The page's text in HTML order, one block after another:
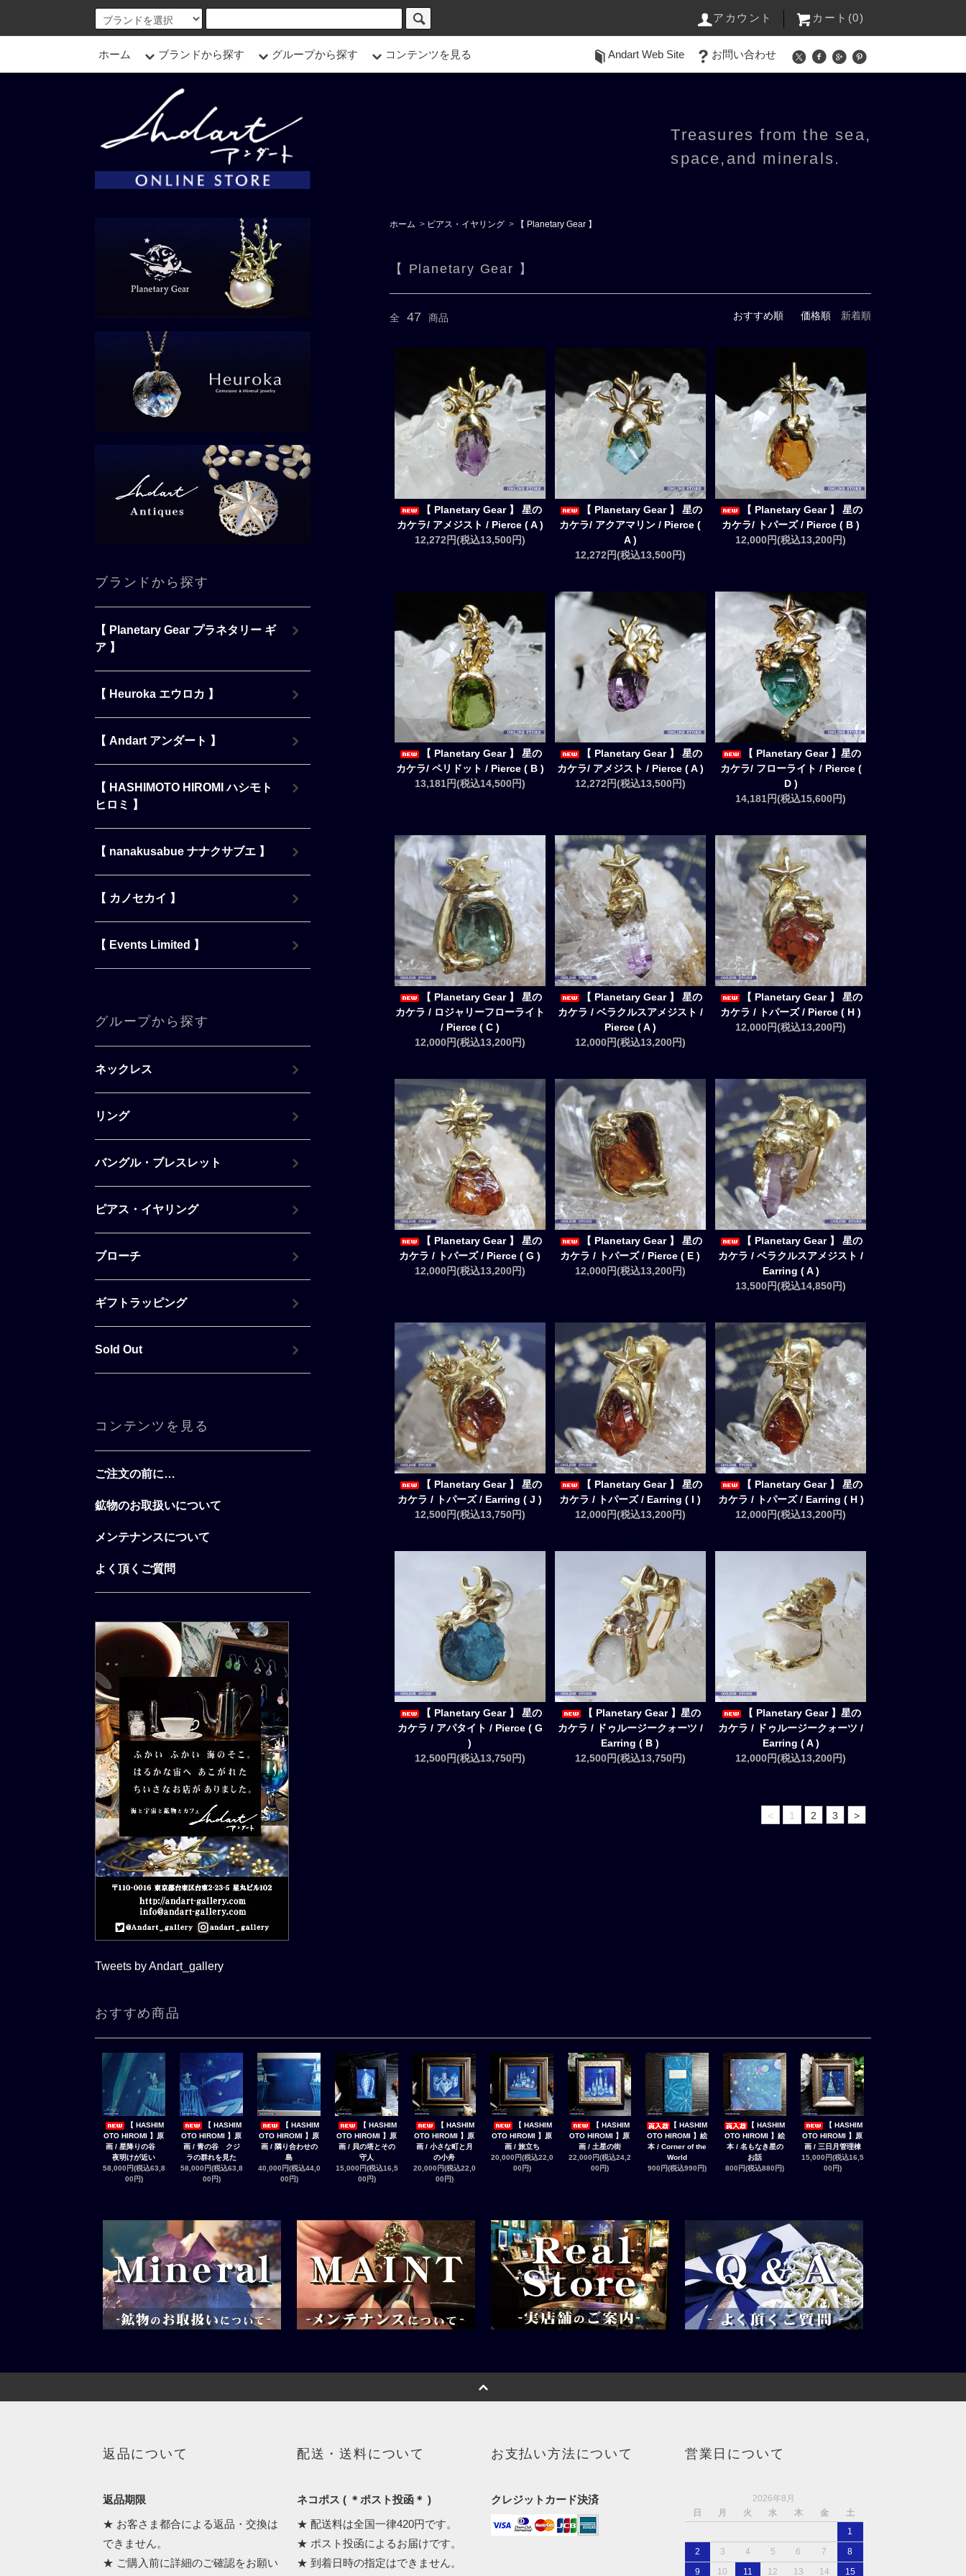
アカウント カート(0)
ホーム ブランドから探す グループから探す コンテンツを見る Andart Web Site お問い合わせ
Treasures from the sea,
space,and minerals.
ホーム > ピアス・イヤリング > 【 Planetary Gear 】
【 Planetary Gear 】
全 47 商品 おすすめ順 価格順 新着順
【 Planetary Gear 】 星の
カケラ/ アメジスト / Pierce ( A )
12,272円(税込13,500円)
【 Planetary Gear 】 星の
カケラ/ アクアマリン / Pierce (
A )
12,272円(税込13,500円)
【 Planetary Gear 】 星の
カケラ/ トパーズ / Pierce ( B )
12,000円(税込13,200円)
【 Planetary Gear 】 星の
カケラ/ ペリドット / Pierce ( B )
13,181円(税込14,500円)
【 Planetary Gear 】 星の
カケラ/ アメジスト / Pierce ( A )
12,272円(税込13,500円)
【 Planetary Gear 】星の
カケラ/ フローライト / Pierce (
D )
14,181円(税込15,600円)
【 Planetary Gear 】 星の
カケラ / ロジャリーフローライト
/ Pierce ( C )
12,000円(税込13,200円)
【 Planetary Gear 】 星の
カケラ / ベラクルスアメジスト /
Pierce ( A )
12,000円(税込13,200円)
【 Planetary Gear 】 星の
カケラ / トパーズ / Pierce ( H )
12,000円(税込13,200円)
【 Planetary Gear 】 星の
カケラ / トパーズ / Pierce ( G )
12,000円(税込13,200円)
【 Planetary Gear 】 星の
カケラ / トパーズ / Pierce ( E )
12,000円(税込13,200円)
【 Planetary Gear 】 星の
カケラ / ベラクルスアメジスト /
Earring ( A )
13,500円(税込14,850円)
【 Planetary Gear 】 星の
カケラ / トパーズ / Earring ( J )
12,500円(税込13,750円)
【 Planetary Gear 】 星の
カケラ / トパーズ / Earring ( I )
12,000円(税込13,200円)
【 Planetary Gear 】 星の
カケラ / トパーズ / Earring ( H )
12,000円(税込13,200円)
【 Planetary Gear 】 星の
カケラ / アパタイト / Pierce ( G
)
12,500円(税込13,750円)
【 Planetary Gear 】星の
カケラ / ドゥルージークォーツ /
Earring ( B )
12,500円(税込13,750円)
【 Planetary Gear 】星の
カケラ / ドゥルージークォーツ /
Earring ( A )
12,000円(税込13,200円)
< 1 2 3 >
ブランドから探す
【 Planetary Gear プラネタリー ギ
ア 】
【 Heuroka エウロカ 】
【 Andart アンダート 】
【 HASHIMOTO HIROMI ハシモト
ヒロミ 】
【 nanakusabue ナナクサブエ 】
【 カノセカイ 】
【 Events Limited 】
グループから探す
ネックレス
リング
バングル・ブレスレット
ピアス・イヤリング
ブローチ
ギフトラッピング
Sold Out
コンテンツを見る
ご注文の前に…
鉱物のお取扱いについて
メンテナンスについて
よく頂くご質問
Tweets by Andart_gallery
おすすめ商品
【 HASHIM
OTO HIROMI 】原
画 / 星降りの谷
夜明けが近い
58,000円(税込63,8
00円)
【 HASHIM
OTO HIROMI 】原
画 / 青の谷 クジ
ラの群れを見た
58,000円(税込63,8
00円)
【 HASHIM
OTO HIROMI 】原
画 / 隣り合わせの
島
40,000円(税込44,0
00円)
【 HASHIM
OTO HIROMI 】原
画 / 貝の塔とその
守人
15,000円(税込16,5
00円)
【 HASHIM
OTO HIROMI 】原
画 / 小さな町と月
の小舟
20,000円(税込22,0
00円)
【 HASHIM
OTO HIROMI 】原
画 / 旅立ち
20,000円(税込22,0
00円)
【 HASHIM
OTO HIROMI 】原
画 / 土星の街
22,000円(税込24,2
00円)
【 HASHIM
OTO HIROMI 】絵
本 / Corner of the
World
900円(税込990円)
【 HASHIM
OTO HIROMI 】絵
本 / 名もなき星の
お話
800円(税込880円)
【 HASHIM
OTO HIROMI 】原
画 / 三日月管理棟
15,000円(税込16,5
00円)
返品について
返品期限
★ お客さま都合による返品・交換は
できません。
★ ご購入前に詳細のご確認をお願い
配送・送料について
ネコポス ( ＊ポスト投函＊ )
★ 配送料は全国一律420円です。
★ ポスト投函によるお届けです。
★ 到着日時の指定はできません。
お支払い方法について
クレジットカード決済
営業日について
2026年8月
日
月 火 水 木 金
土
1
2
3 4 5 6 7
8
9
10 11 12 13 14 15